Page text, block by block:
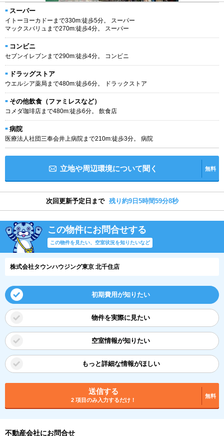
スーパー
イトーヨーカドーまで330m:徒歩5分。 スーパー
マックスバリュまで270m:徒歩4分。 スーパー
コンビニ
セブンイレブンまで290m:徒歩4分。 コンビニ
ドラッグストア
ウエルシア薬局まで480m:徒歩6分。 ドラックストア
その他飲食（ファミレスなど）
コメダ珈琲店まで480m:徒歩6分。 飲食店
病院
医療法人社団三奉会井上病院まで210m:徒歩3分。 病院
立地や周辺環境について聞く 無料
次回更新予定日まで 残り約9日5時間59分7秒
この物件にお問合せする
この物件を見たい、空室状況を知りたいなど
株式会社タウンハウジング東京 北千住店
初期費用が知りたい
物件を実際に見たい
空室情報が知りたい
もっと詳細な情報がほしい
送信する
2 項目のみ入力するだけ！
無料
不動産会社にお問合せ